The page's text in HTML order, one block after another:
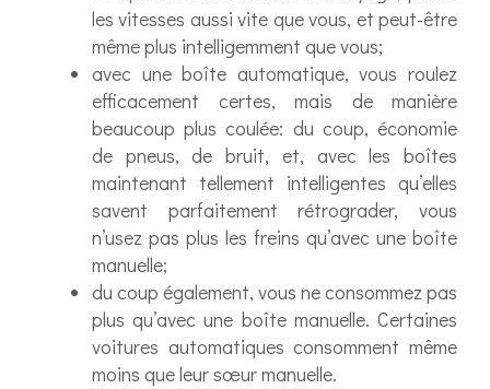
les vitesses aussi vite que vous, et peut-être
même plus intelligemment que vous;
avec une boîte automatique, vous roulez
efficacement certes, mais de manière
beaucoup plus coulée: du coup, économie
de pneus, de bruit, et, avec les boîtes
maintenant tellement intelligentes qu’elles
savent parfaitement rétrograder, vous
n’usez pas plus les freins qu’avec une boîte
manuelle;
du coup également, vous ne consommez pas
plus qu’avec une boîte manuelle. Certaines
voitures automatiques consomment même
moins que leur sœur manuelle.